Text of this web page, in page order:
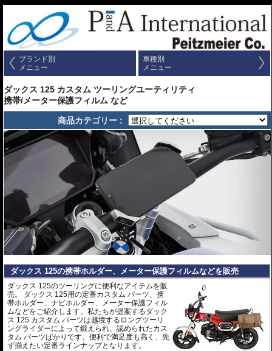
ブランド別
メニュー
車種別
メニュー
ダックス 125 カスタム ツーリングユーティリティ
携帯/メーター保護フィルム など
商品カテゴリー :
ダックス 125の携帯ホルダー、メーター保護フィルムなどを販売
ダックス 125のツーリングに便利なアイテムを販
売。 ダックス 125用の定番カスタム パーツ、携
帯ホルダー、ナビホルダー、メーター保護フィル
ムなどをご紹介します。私たちが提案するダック
ス 125 カスタム パーツは越境するロングツーリ
ングライダーによって鍛えられ、認められたカス
タム パーツばかりです。便利で満足度も高く、先
ず揃えたい定番ラインナップとなります。